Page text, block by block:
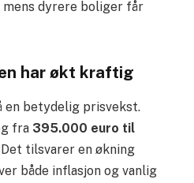
mens dyrere boliger får
har økt kraftig
en betydelig prisvekst.
fra 395.000 euro til
tilsvarer en økning
både inflasjon og vanlig